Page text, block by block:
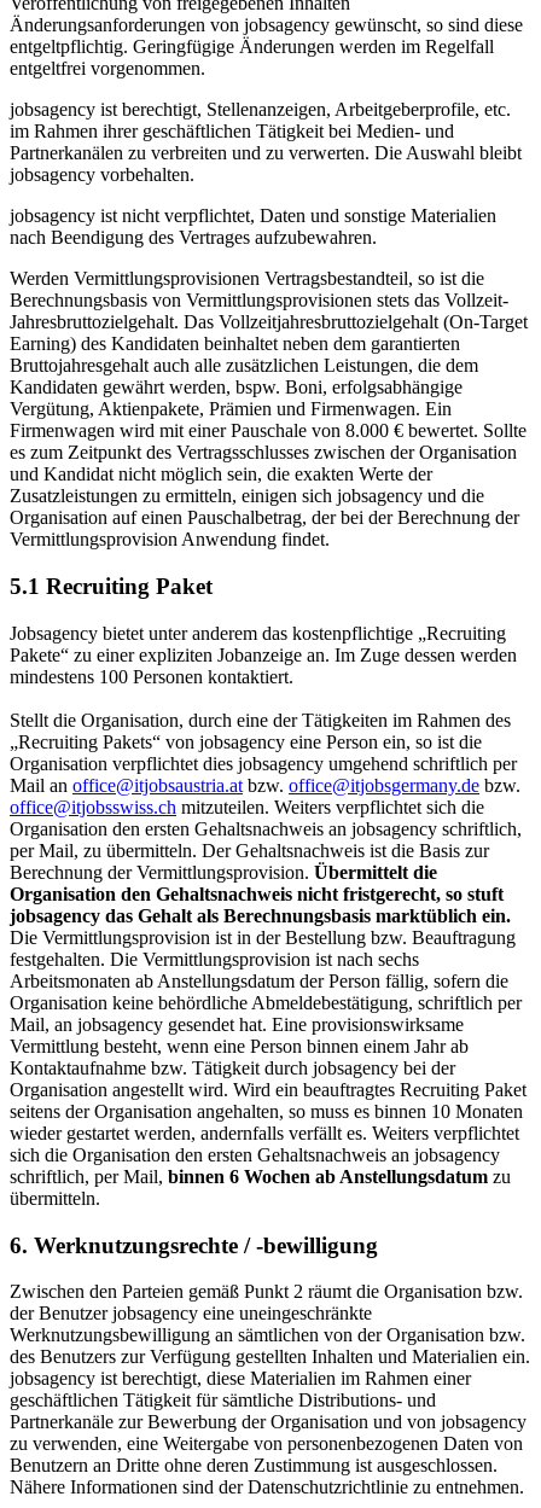
Änderungsanforderungen von jobsagency gewünscht, so sind diese
entgeltpflichtig. Geringfügige Änderungen werden im Regelfall
entgeltfrei vorgenommen.
jobsagency ist berechtigt, Stellenanzeigen, Arbeitgeberprofile, etc.
im Rahmen ihrer geschäftlichen Tätigkeit bei Medien- und
Partnerkanälen zu verbreiten und zu verwerten. Die Auswahl bleibt
jobsagency vorbehalten.
jobsagency ist nicht verpflichtet, Daten und sonstige Materialien
nach Beendigung des Vertrages aufzubewahren.
Werden Vermittlungsprovisionen Vertragsbestandteil, so ist die
Berechnungsbasis von Vermittlungsprovisionen stets das Vollzeit-
Jahresbruttozielgehalt. Das Vollzeitjahresbruttozielgehalt (On-Target
Earning) des Kandidaten beinhaltet neben dem garantierten
Bruttojahresgehalt auch alle zusätzlichen Leistungen, die dem
Kandidaten gewährt werden, bspw. Boni, erfolgsabhängige
Vergütung, Aktienpakete, Prämien und Firmenwagen. Ein
Firmenwagen wird mit einer Pauschale von 8.000 € bewertet. Sollte
es zum Zeitpunkt des Vertragsschlusses zwischen der Organisation
und Kandidat nicht möglich sein, die exakten Werte der
Zusatzleistungen zu ermitteln, einigen sich jobsagency und die
Organisation auf einen Pauschalbetrag, der bei der Berechnung der
Vermittlungsprovision Anwendung findet.
5.1 Recruiting Paket
Jobsagency bietet unter anderem das kostenpflichtige „Recruiting
Pakete“ zu einer expliziten Jobanzeige an. Im Zuge dessen werden
mindestens 100 Personen kontaktiert.
Stellt die Organisation, durch eine der Tätigkeiten im Rahmen des
„Recruiting Pakets“ von jobsagency eine Person ein, so ist die
Organisation verpflichtet dies jobsagency umgehend schriftlich per
Mail an office@itjobsaustria.at bzw. office@itjobsgermany.de bzw.
office@itjobsswiss.ch mitzuteilen. Weiters verpflichtet sich die
Organisation den ersten Gehaltsnachweis an jobsagency schriftlich,
per Mail, zu übermitteln. Der Gehaltsnachweis ist die Basis zur
Berechnung der Vermittlungsprovision. Übermittelt die
Organisation den Gehaltsnachweis nicht fristgerecht, so stuft
jobsagency das Gehalt als Berechnungsbasis marktüblich ein.
Die Vermittlungsprovision ist in der Bestellung bzw. Beauftragung
festgehalten. Die Vermittlungsprovision ist nach sechs
Arbeitsmonaten ab Anstellungsdatum der Person fällig, sofern die
Organisation keine behördliche Abmeldebestätigung, schriftlich per
Mail, an jobsagency gesendet hat. Eine provisionswirksame
Vermittlung besteht, wenn eine Person binnen einem Jahr ab
Kontaktaufnahme bzw. Tätigkeit durch jobsagency bei der
Organisation angestellt wird. Wird ein beauftragtes Recruiting Paket
seitens der Organisation angehalten, so muss es binnen 10 Monaten
wieder gestartet werden, andernfalls verfällt es. Weiters verpflichtet
sich die Organisation den ersten Gehaltsnachweis an jobsagency
schriftlich, per Mail, binnen 6 Wochen ab Anstellungsdatum zu
übermitteln.
6. Werknutzungsrechte / -bewilligung
Zwischen den Parteien gemäß Punkt 2 räumt die Organisation bzw.
der Benutzer jobsagency eine uneingeschränkte
Werknutzungsbewilligung an sämtlichen von der Organisation bzw.
des Benutzers zur Verfügung gestellten Inhalten und Materialien ein.
jobsagency ist berechtigt, diese Materialien im Rahmen einer
geschäftlichen Tätigkeit für sämtliche Distributions- und
Partnerkanäle zur Bewerbung der Organisation und von jobsagency
zu verwenden, eine Weitergabe von personenbezogenen Daten von
Benutzern an Dritte ohne deren Zustimmung ist ausgeschlossen.
Nähere Informationen sind der Datenschutzrichtlinie zu entnehmen.